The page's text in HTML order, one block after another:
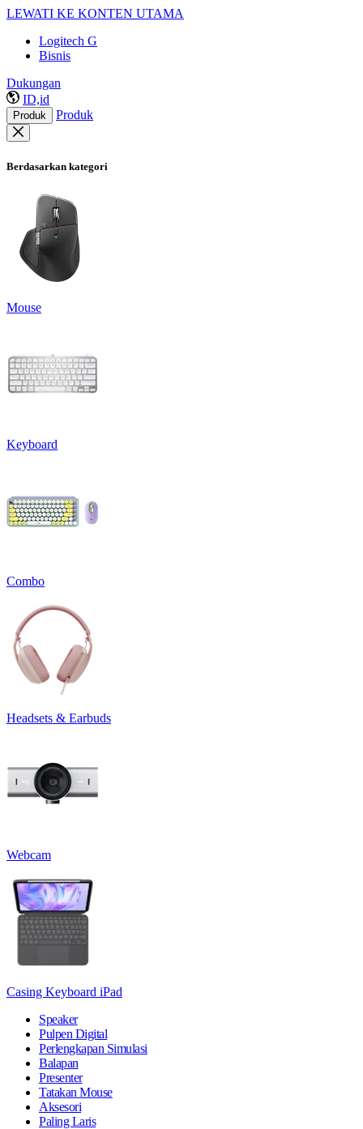
LEWATI KE KONTEN UTAMA
Logitech G
Bisnis
Dukungan
ID,id
Produk Produk
Berdasarkan kategori
Mouse
Keyboard
Combo
Headsets & Earbuds
Webcam
Casing Keyboard iPad
Speaker
Pulpen Digital
Perlengkapan Simulasi
Balapan
Presenter
Tatakan Mouse
Aksesori
Paling Laris